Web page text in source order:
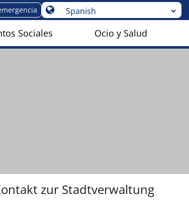
Sociales Ocio y Salud
zur Stadtverwaltung